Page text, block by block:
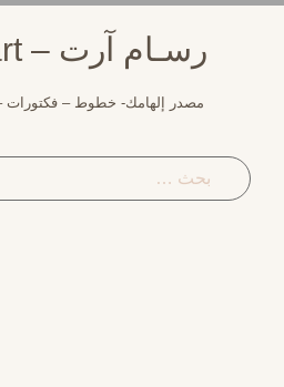
رسـام آرت – rassam art
مصدر إلهامك- خطوط – فكتورات – صور -